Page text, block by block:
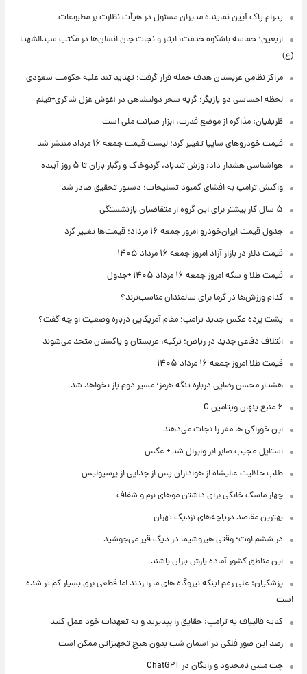
پدرام پاک آیین نماینده مدیران مسئول در هیأت نظارت بر مطبوعات
اربعین؛ حماسه باشکوه خدمت، ایثار و نجات جان انسان‌ها در مکتب سیدالشهدا
(ع)
مراکز نظامی عربستان هدف حمله قرار گرفت؛ تهدید تند علیه حکومت سعودی
لحظه احساسی دو بازیگر؛ گریه سحر دولتشاهی در آغوش غزل شاکری+فیلم
ظریفیان: مذاکره از موضع قدرت، ابزار صیانت ملی است
قیمت خودروهای سایپا تغییر کرد؛ لیست قیمت جمعه ۱۶ مرداد منتشر شد
هواشناسی هشدار داد: وزش تندباد، گردوخاک و رگبار باران تا ۵ روز آینده
واکنش ترامپ به افشای کمبود تسلیحات؛ دستور تحقیق صادر شد
۵ سال کار بیشتر برای این گروه از متقاضیان بازنشستگی
جدول قیمت ایران‌خودرو امروز جمعه ۱۶ مرداد؛ قیمت‌ها تغییر کرد
قیمت دلار در بازار آزاد امروز جمعه ۱۶ مرداد ۱۴۰۵
قیمت طلا و سکه امروز جمعه ۱۶ مرداد ۱۴۰۵ +جدول
کدام ورزش‌ها در گرما برای سالمندان مناسب‌ترند؟
پشت پرده عکس جدید ترامپ؛ مقام آمریکایی درباره وضعیت او چه گفت؟
ائتلاف دفاعی جدید در ریاض؛ ترکیه، عربستان و پاکستان متحد می‌شوند
قیمت طلا امروز جمعه ۱۶ مرداد ۱۴۰۵
هشدار محسن رضایی درباره تنگه هرمز؛ مسیر دوم باز نخواهد شد
۶ منبع پنهان ویتامین C
این خوراکی ها مغز را نجات می‌دهند
استایل عجیب صابر ابر وایرال شد + عکس
طلب حلالیت عالیشاه از هواداران پس از جدایی از پرسپولیس
چهار ماسک خانگی برای داشتن موهای نرم و شفاف
بهترین مقاصد دریاچه‌های نزدیک تهران
در ششم اوت؛ وقتی هیروشیما در دیگ قیر می‌جوشید
این مناطق کشور آماده بارش باران باشند
پزشکیان: علی رغم اینکه نیروگاه های ما را زدند اما قطعی برق بسیار کم تر شده
است
کنایه قالیباف به ترامپ: حقایق را بپذیرید و به تعهدات خود عمل کنید
رصد این صور فلکی در آسمان شب بدون هیچ تجهیزاتی ممکن است
چت متنی نامحدود و رایگان در ChatGPT